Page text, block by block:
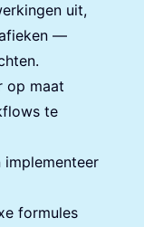
uit,
—
op maat
te
implementeer
formules